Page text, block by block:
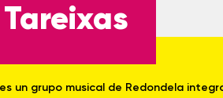
un grupo musical de Redondela